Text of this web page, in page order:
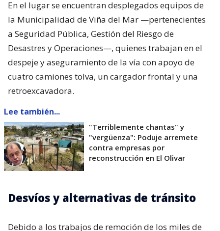
En el lugar se encuentran desplegados equipos de
la Municipalidad de Viña del Mar —pertenecientes
a Seguridad Pública, Gestión del Riesgo de
Desastres y Operaciones—, quienes trabajan en el
despeje y aseguramiento de la vía con apoyo de
cuatro camiones tolva, un cargador frontal y una
retroexcavadora.
Lee también...
"Terriblemente chantas" y
"vergüenza": Poduje arremete
contra empresas por
reconstrucción en El Olivar
Desvíos y alternativas de tránsito
Debido a los trabajos de remoción de los miles de